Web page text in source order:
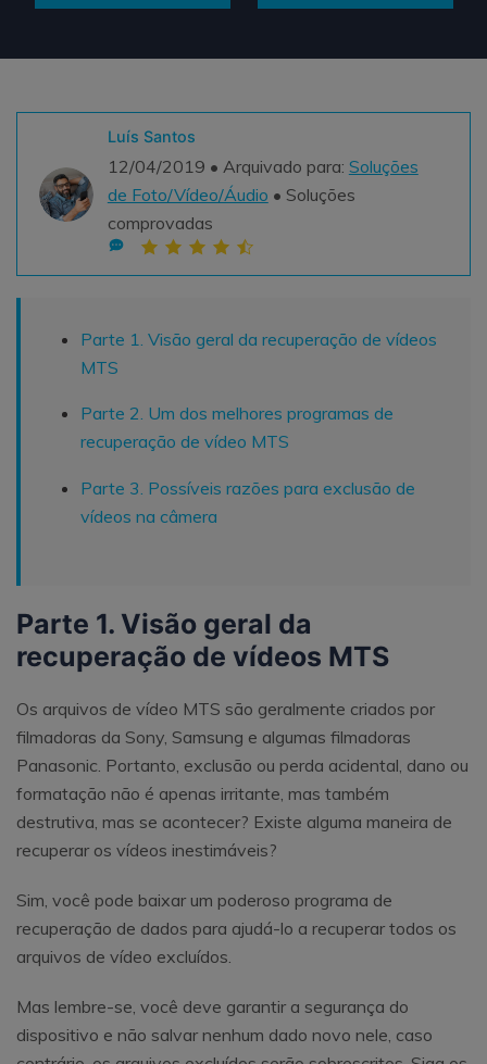
Teste Grátis
Recoverit Grátis
Recupere dados perdidos/excluídos gratuitamente
Teste Grátis
Repairit - Reparar Dados
UBackit - Backup de Dados
search
Luís Santos
12/04/2019 • Arquivado para: Soluções
de Foto/Vídeo/Áudio • Soluções
comprovadas
Parte 1. Visão geral da recuperação de vídeos
MTS
Parte 2. Um dos melhores programas de
recuperação de vídeo MTS
Parte 3. Possíveis razões para exclusão de
vídeos na câmera
Parte 1. Visão geral da
recuperação de vídeos MTS
Os arquivos de vídeo MTS são geralmente criados por
filmadoras da Sony, Samsung e algumas filmadoras
Panasonic. Portanto, exclusão ou perda acidental, dano ou
formatação não é apenas irritante, mas também
destrutiva, mas se acontecer? Existe alguma maneira de
recuperar os vídeos inestimáveis?
Sim, você pode baixar um poderoso programa de
recuperação de dados para ajudá-lo a recuperar todos os
arquivos de vídeo excluídos.
Mas lembre-se, você deve garantir a segurança do
dispositivo e não salvar nenhum dado novo nele, caso